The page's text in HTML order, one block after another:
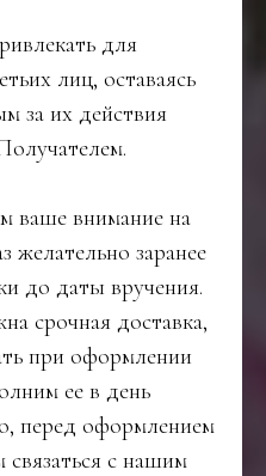
для
лиц, оставаясь
за их действия
ваше внимание на
желательно заранее
до даты вручения.
срочная доставка,
при оформлении
ее в день
перед оформлением
связаться с нашим